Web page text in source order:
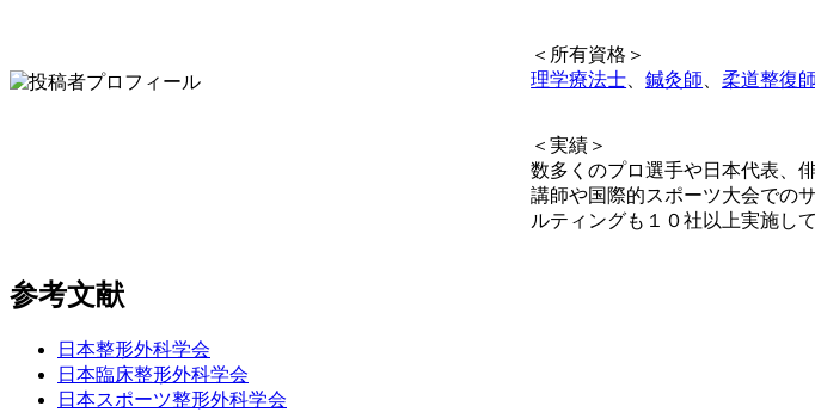
＜所有資格＞
理学療法士 、鍼灸師 、柔道整復師
＜実績＞
数多くのプロ選手や日本代表、
講師や国際的スポーツ大会での
ルティングも１０社以上実施して
参考文献
日本整形外科学会
日本臨床整形外科学会
日本スポーツ整形外科学会